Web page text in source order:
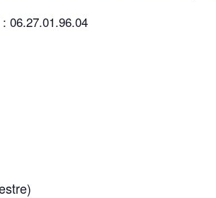
06.27.01.96.04